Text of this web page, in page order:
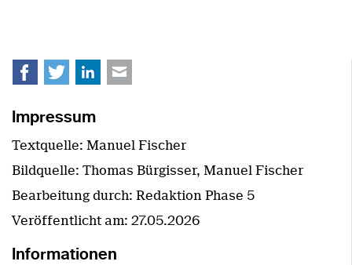
Facebook
TwitterLinkedIn
E-mail
Impressum
Textquelle: Manuel Fischer
Bildquelle: Thomas Bürgisser, Manuel Fischer
Bearbeitung durch: Redaktion Phase 5
Veröffentlicht am: 27.05.2026
Informationen